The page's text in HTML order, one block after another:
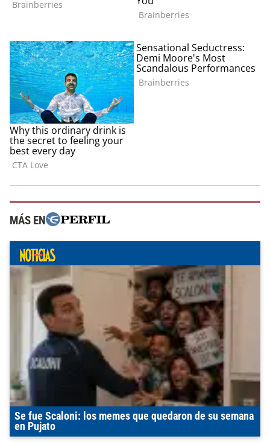
MÁS EN
Se fue Scaloni: los memes que quedaron de su semana
en Pujato